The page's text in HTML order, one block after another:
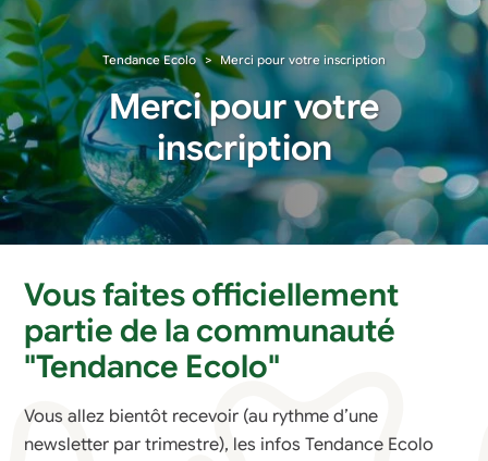
x
i
o
Tendance Ecolo Merci pour votre inscription
Merci pour votre
inscription
Vous faites officiellement
partie de la communauté
"Tendance Ecolo"
Vous allez bientôt recevoir (au rythme d’une
newsletter par trimestre), les infos Tendance Ecolo